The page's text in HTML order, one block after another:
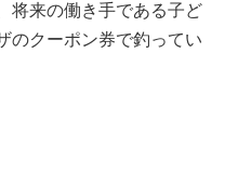
将来の働き手である子ど
のクーポン券で釣ってい